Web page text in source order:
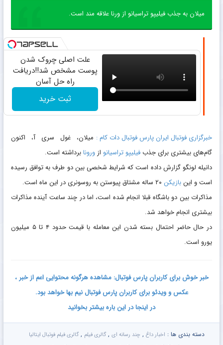
میلان به جذب فیلیپو تراسیانو از ورنا علاقه مند است.
علت اصلی چروک شدن
پوست مشخص شد!!دریافت
راه حل آسان
ثبت خرید
خبرگزاری فوتبال ایران پارس فوتبال دات کام : میلان، غول سری آ، اکنون
گام‌های بیشتری برای جذب فیلیپو تراسیانو از ورونابرداشته است.
دانیله لونگو گزارش داده است که شرایط شخصی بین دو طرف به توافق رسیده
است و اینبازیکن
مذاکرات بین دو باشگاه قبلا انجام شده است، اما در چند ساعت آینده مذاکرات
بیشتری انجام خواهد شد.
در حال حاضر احتمال بسته شدن این معامله با قیمت حدود ۴ تا ۵ میلیون
یورو است.
خبر خوش برای کاربران پارس فوتبال: مشاهده هرگونه محتوایی اعم از خبر ،
عکس و ویدئو برای کاربران پارس فوتبال نیم بها خواهد بود.
در اینجا در این باره بیشتر بخوانید
دسته بندی ها : اخبار داغ , چند رسانه ای , گالری فیلم , گالری فیلم فوتبال ایتالیا